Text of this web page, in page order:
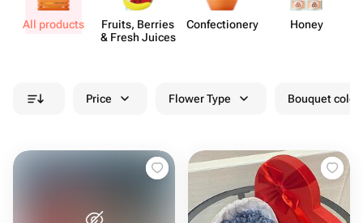
All products
Fruits, Berries
& Fresh Juices
Confect​ionery Honey
Price Flower Type Bouquet